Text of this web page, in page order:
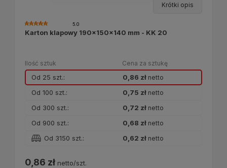
Krótki opis
Karton klapowy 190x150x140 mm - KK 20
5.0
Ilość sztuk Cena za sztukę
Od 25 szt.: 0,86 złnetto
Od 100 szt.: 0,75 złnetto
Od 300 szt.: 0,72 złnetto
Od 900 szt.: 0,68 złnetto
Od 3150 szt.: 0,62 złnetto
0,86 zł netto/szt.